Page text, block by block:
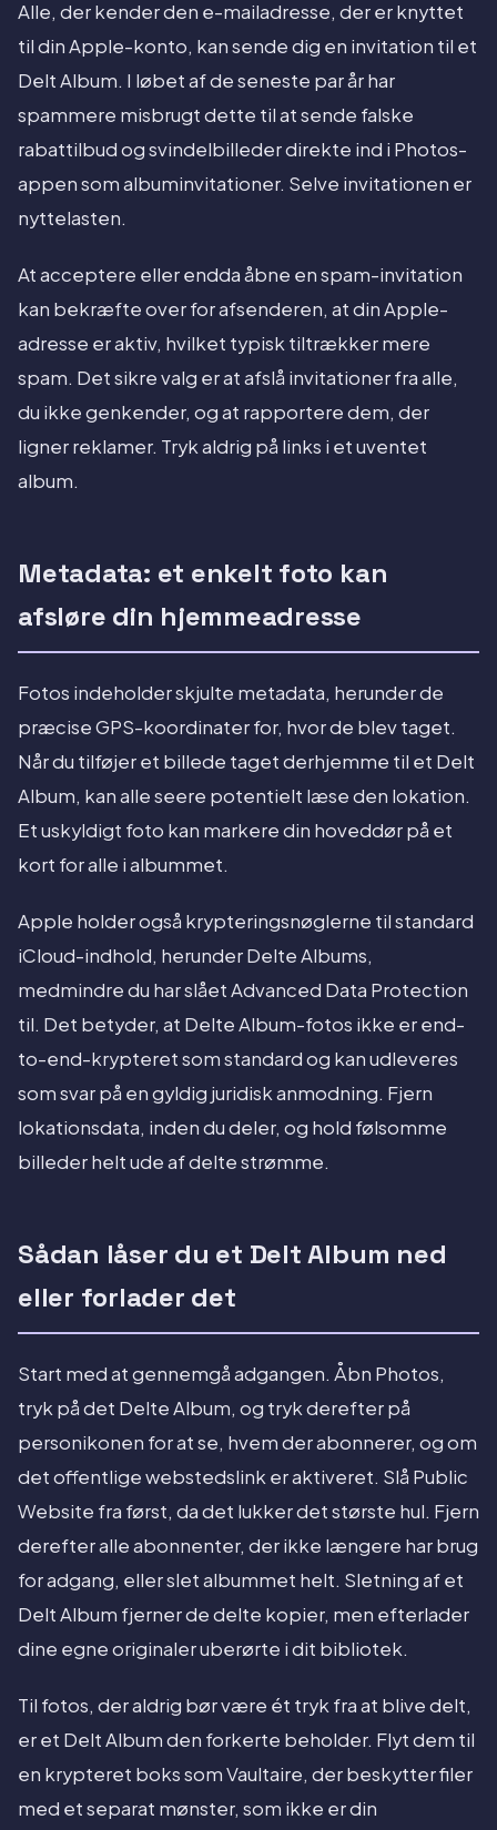
Alle, der kender den e-mailadresse, der er knyttet
til din Apple-konto, kan sende dig en invitation til et
Delt Album. I løbet af de seneste par år har
spammere misbrugt dette til at sende falske
rabattilbud og svindelbilleder direkte ind i Photos-
appen som albuminvitationer. Selve invitationen er
nyttelasten.
At acceptere eller endda åbne en spam-invitation
kan bekræfte over for afsenderen, at din Apple-
adresse er aktiv, hvilket typisk tiltrækker mere
spam. Det sikre valg er at afslå invitationer fra alle,
du ikke genkender, og at rapportere dem, der
ligner reklamer. Tryk aldrig på links i et uventet
album.
Metadata: et enkelt foto kan
afsløre din hjemmeadresse
Fotos indeholder skjulte metadata, herunder de
præcise GPS-koordinater for, hvor de blev taget.
Når du tilføjer et billede taget derhjemme til et Delt
Album, kan alle seere potentielt læse den lokation.
Et uskyldigt foto kan markere din hoveddør på et
kort for alle i albummet.
Apple holder også krypteringsnøglerne til standard
iCloud-indhold, herunder Delte Albums,
medmindre du har slået Advanced Data Protection
til. Det betyder, at Delte Album-fotos ikke er end-
to-end-krypteret som standard og kan udleveres
som svar på en gyldig juridisk anmodning. Fjern
lokationsdata, inden du deler, og hold følsomme
billeder helt ude af delte strømme.
Sådan låser du et Delt Album ned
eller forlader det
Start med at gennemgå adgangen. Åbn Photos,
tryk på det Delte Album, og tryk derefter på
personikonen for at se, hvem der abonnerer, og om
det offentlige webstedslink er aktiveret. Slå Public
Website fra først, da det lukker det største hul. Fjern
derefter alle abonnenter, der ikke længere har brug
for adgang, eller slet albummet helt. Sletning af et
Delt Album fjerner de delte kopier, men efterlader
dine egne originaler uberørte i dit bibliotek.
Til fotos, der aldrig bør være ét tryk fra at blive delt,
er et Delt Album den forkerte beholder. Flyt dem til
en krypteret boks som Vaultaire, der beskytter filer
med et separat mønster, som ikke er din